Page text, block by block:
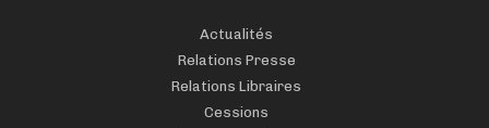
Actualités
Relations Presse
Relations Libraires
Cessions